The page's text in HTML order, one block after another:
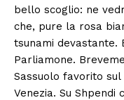
bello scoglio: ne
che, pure la rosa
tsunami devastante.
Parliamone.
Sassuolo favorito sul
Venezia. Su Shpendi